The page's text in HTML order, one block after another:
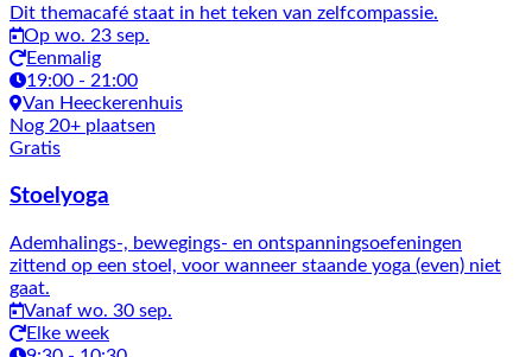
Dit themacafé staat in het teken van zelfcompassie.
Op wo. 23 sep.
Eenmalig
19:00 - 21:00
Van Heeckerenhuis
Nog 20+ plaatsen
Gratis
Stoelyoga
Ademhalings-, bewegings- en ontspanningsoefeningen
zittend op een stoel, voor wanneer staande yoga (even) niet
gaat.
Vanaf wo. 30 sep.
Elke week